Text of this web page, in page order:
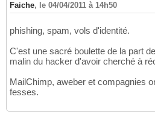
Faiche, le 04/04/2011 à 14h50
phishing, spam, vols d'identité.
C'est une sacré boulette de la part
malin du hacker d'avoir cherché à
MailChimp, aweber et compagnies
fesses.